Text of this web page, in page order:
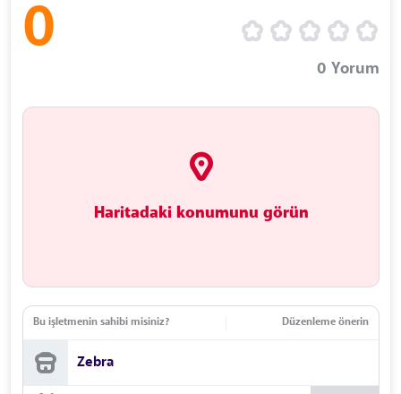
0
0 Yorum
Haritadaki konumunu görün
Bu işletmenin sahibi misiniz? Düzenleme önerin
Zebra